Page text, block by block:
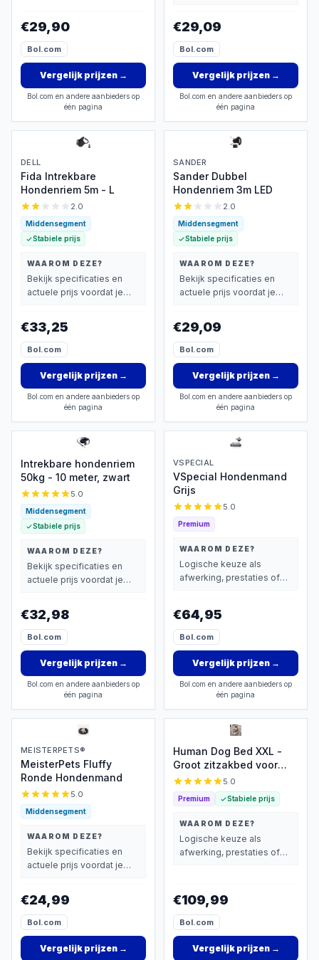
€29,90
Bol.com
Vergelijk prijzen→
Bol.com en andere aanbieders op
één pagina
€29,09
Bol.com
Vergelijk prijzen→
Bol.com en andere aanbieders op
één pagina
DELL
Fida Intrekbare
Hondenriem 5m - L
2.0
Middensegment
Stabiele prijs
WAAROM DEZE?
Bekijk specificaties en
actuele prijs voordat je
€33,25
Bol.com
Vergelijk prijzen→
Bol.com en andere aanbieders op
één pagina
SANDER
Sander Dubbel
Hondenriem 3m LED
2.0
Middensegment
Stabiele prijs
WAAROM DEZE?
Bekijk specificaties en
actuele prijs voordat je
€29,09
Bol.com
Vergelijk prijzen→
Bol.com en andere aanbieders op
één pagina
Intrekbare hondenriem
50kg - 10 meter, zwart
5.0
Middensegment
Stabiele prijs
WAAROM DEZE?
Bekijk specificaties en
actuele prijs voordat je
€32,98
Bol.com
Vergelijk prijzen→
Bol.com en andere aanbieders op
één pagina
VSPECIAL
VSpecial Hondenmand
Grijs
5.0
Premium
WAAROM DEZE?
Logische keuze als
afwerking, prestaties of
€64,95
Bol.com
Vergelijk prijzen→
Bol.com en andere aanbieders op
één pagina
MEISTERPETS®
MeisterPets Fluffy
Ronde Hondenmand
5.0
Middensegment
WAAROM DEZE?
Bekijk specificaties en
actuele prijs voordat je
€24,99
Bol.com
Vergelijk prijzen→
Human Dog Bed XXL -
Groot zitzakbed voor
volwassenen
5.0
Premium Stabiele prijs
WAAROM DEZE?
Logische keuze als
afwerking, prestaties of
€109,99
Bol.com
Vergelijk prijzen→